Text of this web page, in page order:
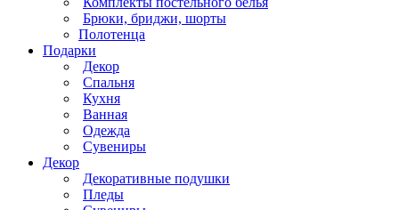
Брюки, бриджи, шорты
Полотенца
Подарки
Декор
Спальня
Кухня
Ванная
Одежда
Сувениры
Декор
Декоративные подушки
Пледы